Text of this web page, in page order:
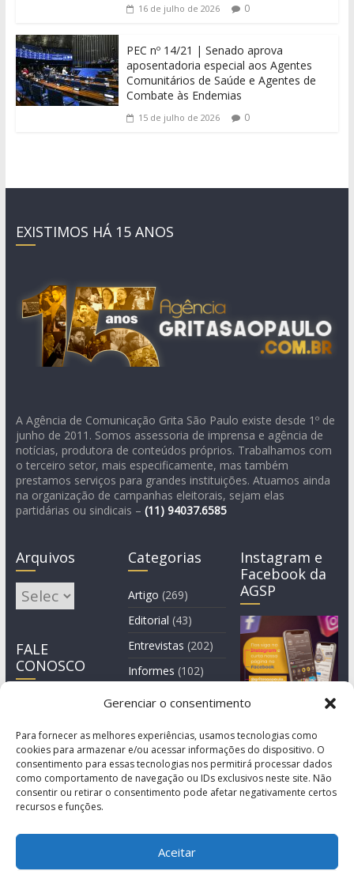
Gerenciar o consentimento
Para fornecer as melhores experiências, usamos tecnologias como
cookies para armazenar e/ou acessar informações do dispositivo. O
consentimento para essas tecnologias nos permitirá processar dados
como comportamento de navegação ou IDs exclusivos neste site. Não
consentir ou retirar o consentimento pode afetar negativamente certos
recursos e funções.
Aceitar
16 de julho de 2026 0
PEC nº 14/21 | Senado aprova
aposentadoria especial aos Agentes
Comunitários de Saúde e Agentes de
Combate às Endemias
15 de julho de 2026 0
EXISTIMOS HÁ 15 ANOS
A Agência de Comunicação Grita São Paulo existe desde 1º de
junho de 2011. Somos assessoria de imprensa e agência de
notícias, produtora de conteúdos próprios. Trabalhamos com
o terceiro setor, mais especificamente, mas também
prestamos serviços para grandes instituições. Atuamos ainda
na organização de campanhas eleitorais, sejam elas
partidárias ou sindicais – (11) 94037.6585
Arquivos
Arquivos
FALE
CONOSCO
Categorias
Artigo (269)
Editorial (43)
Entrevistas (202)
Informes (102)
Manchete
Instagram e
Facebook da
AGSP